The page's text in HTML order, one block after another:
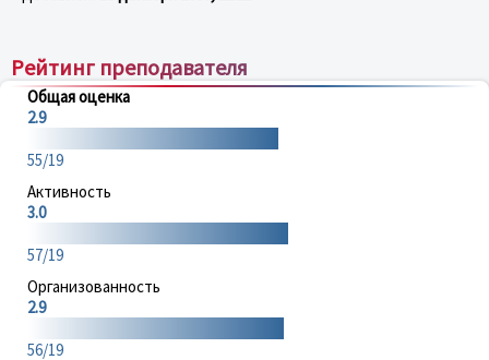
Рейтинг преподавателя
Общая оценка
2.9
55/19
Активность
3.0
57/19
Организованность
2.9
56/19